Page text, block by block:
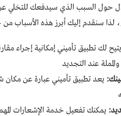
حول السبب الذي سيدفعك للتخلي عن
سنقدم إليك أبرز هذه الأسباب من
يتيح لك تطبيق تأميني إمكانية إجراء
عند التجديد
يعد تطبيق تأميني عبارة عن
يمكنك تفعيل خدمة الإشعارات